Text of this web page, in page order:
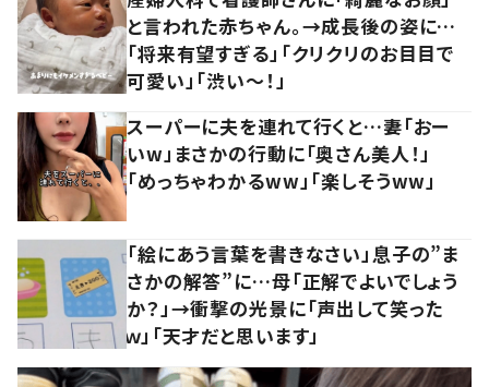
と言われた赤ちゃん。→成長後の姿に…
「将来有望すぎる」「クリクリのお目目で
可愛い」「渋い～！」
スーパーに夫を連れて行くと…妻「おー
いw」まさかの行動に「奥さん美人！」
「めっちゃわかるww」「楽しそうww」
「絵にあう言葉を書きなさい」息子の”ま
さかの解答”に…母「正解でよいでしょう
か？」→衝撃の光景に「声出して笑った
ｗ」「天才だと思います」